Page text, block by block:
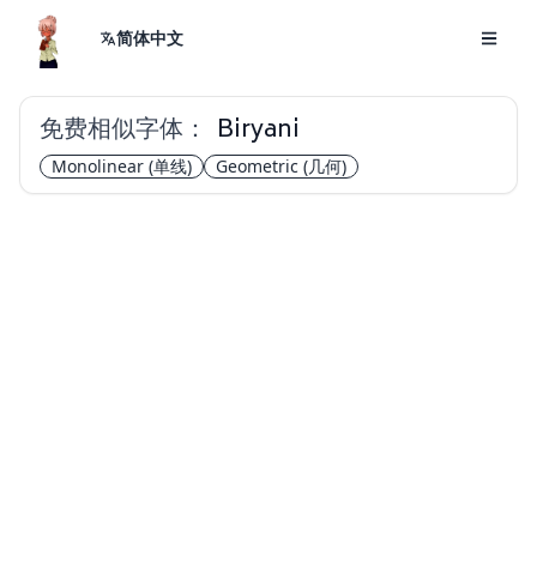
简体中文
免费相似字体： Biryani
Monolinear (单线) Geometric (几何)